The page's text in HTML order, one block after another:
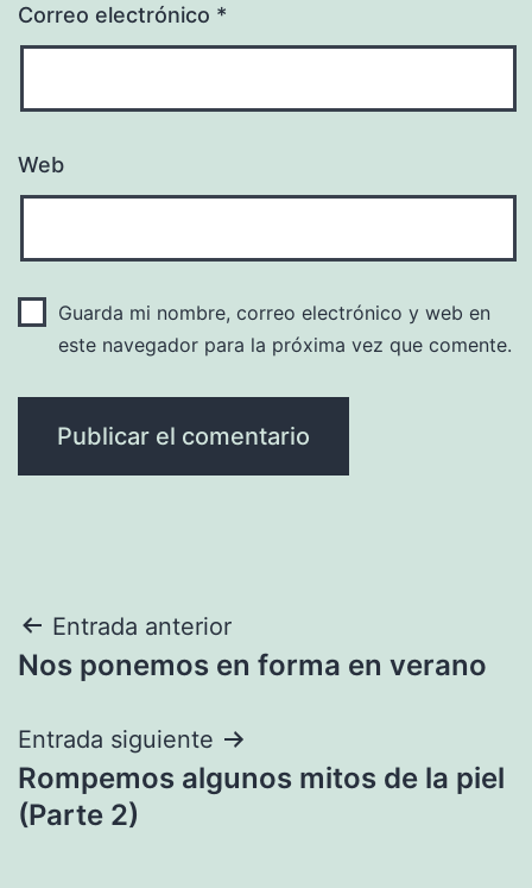
Correo electrónico *
Web
Guarda mi nombre, correo electrónico y web en
este navegador para la próxima vez que comente.
Navegación
de
entradas
Entrada anterior
Nos ponemos en forma en verano
Entrada siguiente
Rompemos algunos mitos de la piel
(Parte 2)